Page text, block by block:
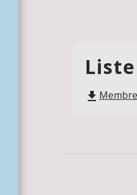
file_download